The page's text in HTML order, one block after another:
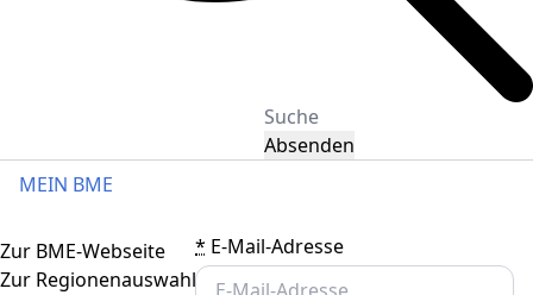
Absenden
MEIN BME
* E-Mail-Adresse
Toggle navigation
Zur BME-Webseite
Zur Regionenauswahl